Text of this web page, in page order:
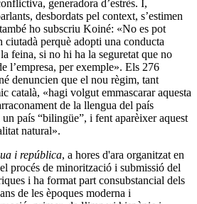
generadora d’estrès. I,
desbordats pel context, s’estimen
ho subscriu Koiné: «No es pot
perquè adopti una conducta
feina, si no hi ha la seguretat que no
l’empresa, per exemple». Els 276
denuncien que el nou règim, tant
català, «hagi volgut emmascarar aquesta
de la llengua del país
país “bilingüe”, i fent aparèixer aquest
natural».
i república, a hores d'ara organitzat en
procés de minorització i submissió del
i ha format part consubstancial dels
de les èpoques moderna i